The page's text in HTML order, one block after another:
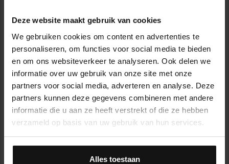
Deze website maakt gebruik van cookies
We gebruiken cookies om content en advertenties te
personaliseren, om functies voor social media te bieden
en om ons websiteverkeer te analyseren. Ook delen we
informatie over uw gebruik van onze site met onze
partners voor social media, adverteren en analyse. Deze
partners kunnen deze gegevens combineren met andere
informatie die u aan ze heeft verstrekt of die ze hebben
verzameld op basis van uw gebruik van hun services.
Alles toestaan
Benedenlangs 37
1025 KB, AMSTERDAM